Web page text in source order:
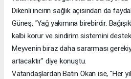
Dikenli incirin sağlık açısından da
Güneş, "Yağ yakımına birebirdir.
kalbi korur ve sindirim sistemini
Meyvenin biraz daha sararması
artacaktır" diye konuştu.
Vatandaşlardan Batın Okan ise, "Her